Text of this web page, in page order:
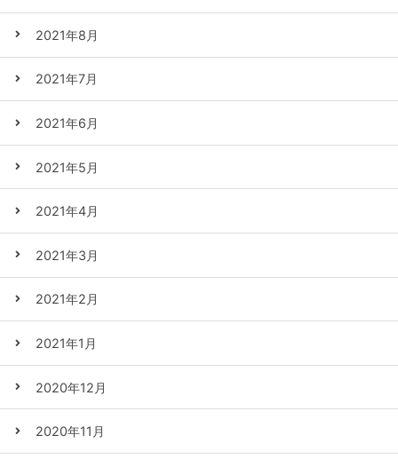
2021年8月
2021年7月
2021年6月
2021年5月
2021年4月
2021年3月
2021年2月
2021年1月
2020年12月
2020年11月